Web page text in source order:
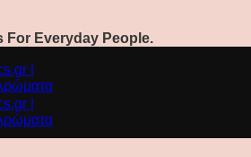
For Everyday People.